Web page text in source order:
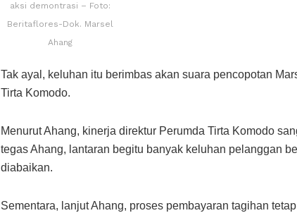
aksi demontrasi – Foto:
Beritaflores-Dok. Marsel
Ahang
Tak ayal, keluhan itu berimbas akan suara pencopotan
Tirta Komodo.
Menurut Ahang, kinerja direktur Perumda Tirta Komodo
tegas Ahang, lantaran begitu banyak keluhan pelanggan
diabaikan.
Sementara, lanjut Ahang, proses pembayaran tagihan